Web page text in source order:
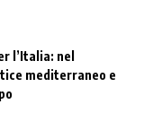
l’Italia: nel
mediterraneo e